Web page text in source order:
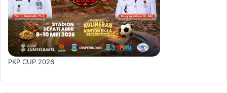
PKP CUP 2026